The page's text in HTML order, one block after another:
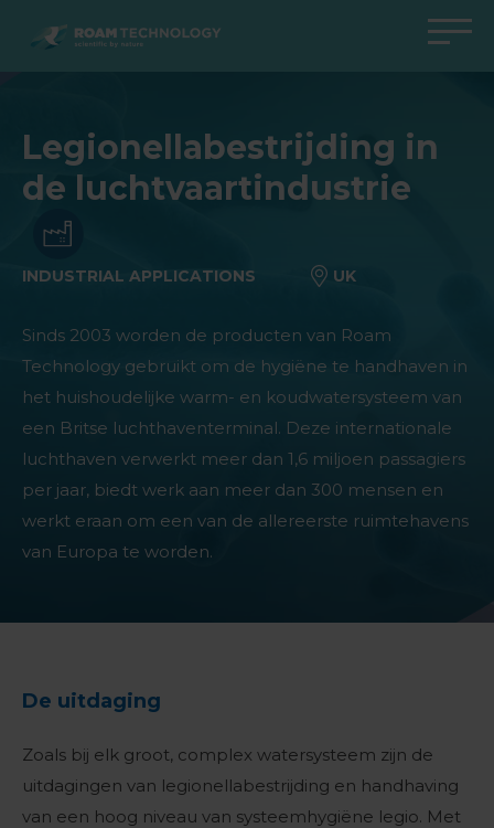
ROAM
Agro Solutions
Industrieën
Producten
Alle cases
Livestock Solutions
Industrie
Producten
Alle cases
Industrial Applications
Toepassingen
Producten
Alle cases
Medical Support
Kenniscentrum
Producten Medical Support
All cases
Legionellabestrijding in
de luchtvaartindustrie
INDUSTRIAL APPLICATIONS UK
Sinds 2003 worden de producten van Roam
Technology gebruikt om de hygiëne te handhaven in
het huishoudelijke warm- en koudwatersysteem van
een Britse luchthaventerminal. Deze internationale
luchthaven verwerkt meer dan 1,6 miljoen passagiers
per jaar, biedt werk aan meer dan 300 mensen en
werkt eraan om een van de allereerste ruimtehavens
van Europa te worden.
De uitdaging
Zoals bij elk groot, complex watersysteem zijn de
uitdagingen van legionellabestrijding en handhaving
van een hoog niveau van systeemhygiëne legio. Met